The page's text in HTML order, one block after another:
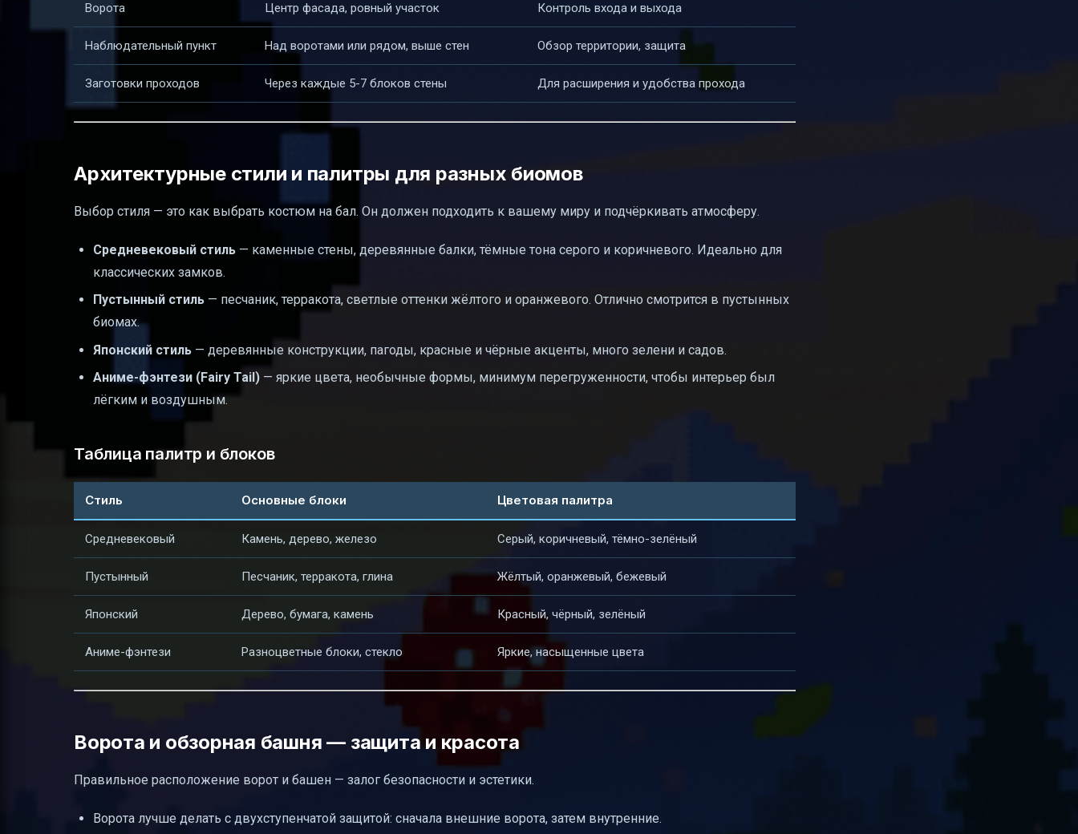
Ворота Центр фасада, ровный участок Контроль входа и выхода
Наблюдательный пункт Над воротами или рядом, выше стен Обзор территории, защита
Заготовки проходов Через каждые 5-7 блоков стены Для расширения и удобства прохода
Архитектурные стили и палитры для разных биомов
Выбор стиля — это как выбрать костюм на бал. Он должен подходить к вашему миру и подчёркивать атмосферу.
Средневековый стиль — каменные стены, деревянные балки, тёмные тона серого и коричневого. Идеально для
классических замков.
Пустынный стиль — песчаник, терракота, светлые оттенки жёлтого и оранжевого. Отлично смотрится в пустынных
биомах.
Японский стиль — деревянные конструкции, пагоды, красные и чёрные акценты, много зелени и садов.
Аниме-фэнтези (Fairy Tail) — яркие цвета, необычные формы, минимум перегруженности, чтобы интерьер был
лёгким и воздушным.
Таблица палитр и блоков
Стиль Основные блоки Цветовая палитра
Средневековый Камень, дерево, железо Серый, коричневый, тёмно-зелёный
Пустынный Песчаник, терракота, глина Жёлтый, оранжевый, бежевый
Японский Дерево, бумага, камень Красный, чёрный, зелёный
Аниме-фэнтези Разноцветные блоки, стекло Яркие, насыщенные цвета
Ворота и обзорная башня — защита и красота
Правильное расположение ворот и башен — залог безопасности и эстетики.
Ворота лучше делать с двухступенчатой защитой: сначала внешние ворота, затем внутренние.